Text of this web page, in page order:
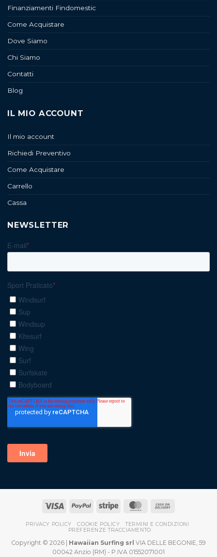
Finanziamenti Findomestic
Come Acquistare
Dove Siamo
Chi Siamo
Contatti
Blog
IL MIO ACCOUNT
Il mio account
Richiedi Preventivo
Come Acquistare
Carrello
Cassa
NEWSLETTER
PRIVACY POLICY COOKIE POLICY
TERMINI E CONDIZIONI
PREFERENZE TRACCIAMENTO
Copyright © 2026 | Hawaiian Surfing srl VIA DELLE BEGONIE, 59
00042 Anzio (RM) - P.IVA 01552071001